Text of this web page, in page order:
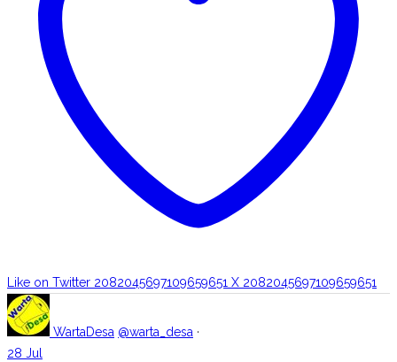
Like on Twitter 2082045697109659651 X 2082045697109659651
WartaDesa @warta_desa ·
28 Jul